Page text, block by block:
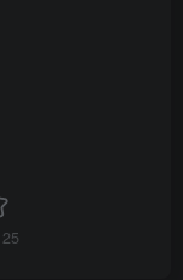
25